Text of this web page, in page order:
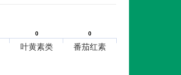
0
0 0
0
叶黄素类 番茄红素